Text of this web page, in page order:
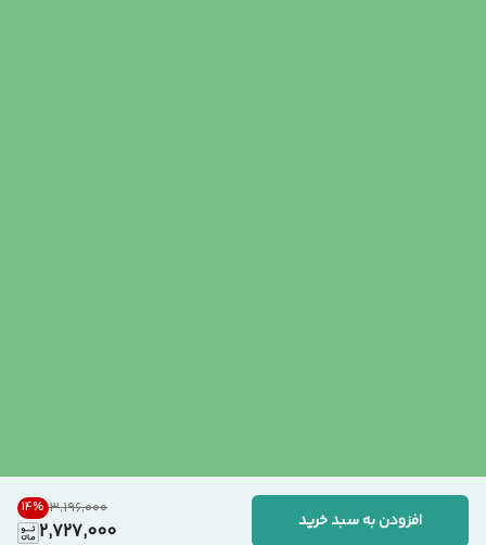
۳٬۱۹۶٬۰۰۰ 14%
2,727,000 افزودن به سبد خرید